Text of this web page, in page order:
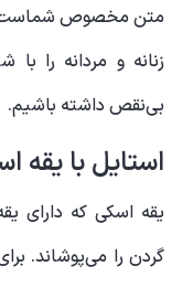
متن مخصوص شماست.
زنانه و مردانه را
بی‌نقص داشته باشیم.
استایل با یقه
یقه اسکی که دارای
گردن را می‌پوشاند.